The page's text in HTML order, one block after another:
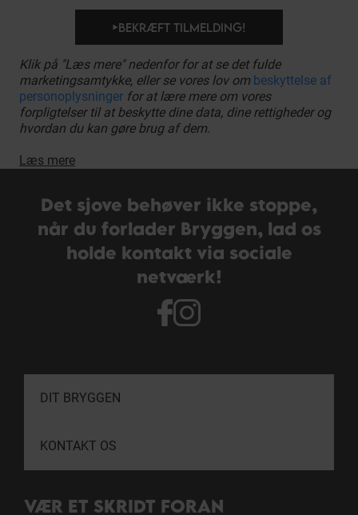
BEKRÆFT TILMELDING!
Klik på "Læs mere" nedenfor for at se det fulde
marketingsamtykke, eller se vores lov om beskyttelse af
personoplysninger for at lære mere om vores
forpligtelser til at beskytte dine data, dine rettigheder og
hvordan du kan gøre brug af dem.
Læs mere
Det sjove behøver ikke stoppe,
når du forlader Bryggen, lad os
holde kontakt via sociale
netværk!
DIT BRYGGEN
KONTAKT OS
VÆR ET SKRIDT FORAN